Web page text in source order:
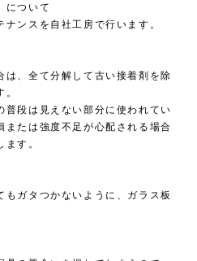
について
ンスを自社工房で行います。
は、全て分解して古い接着剤を除
普段は見えない部分に使われてい
または強度不足が心配される場合
す。
もガタつかないように、ガラス板